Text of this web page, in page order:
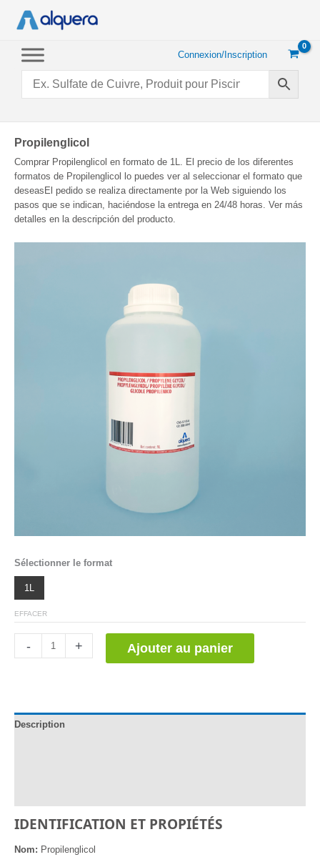
Connexion/Inscription
Propilenglicol
Comprar Propilenglicol en formato de 1L. El precio de los diferentes
formatos de Propilenglicol lo puedes ver al seleccionar el formato que
deseasEl pedido se realiza directamente por la Web siguiendo los
pasos que se indican, haciéndose la entrega en 24/48 horas. Ver más
detalles en la descripción del producto.
Sélectionner le format
1L
EFFACER
- + Ajouter au panier
Description
IDENTIFICATION ET PROPIÉTÉS
Nom: Propilenglicol